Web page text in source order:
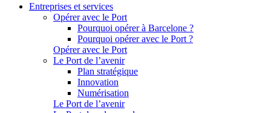
Entreprises et services
Opérer avec le Port
Pourquoi opérer à Barcelone ?
Pourquoi opérer avec le Port ?
Opérer avec le Port
Le Port de l’avenir
Plan stratégique
Innovation
Numérisation
Le Port de l’avenir